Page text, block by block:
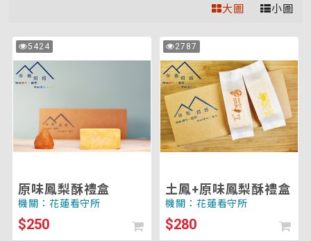
更
選
項
後
載
面
以
套
用
大圖 小圖
5424
次
瀏
覽
原
味
鳳
原味鳳梨酥禮盒
機關：花蓮看守所
$250
2787
次
瀏
覽
土
鳳
+原
味
鳳
梨
酥
禮
土鳳+原味鳳梨酥禮盒
機關：花蓮看守所
$280